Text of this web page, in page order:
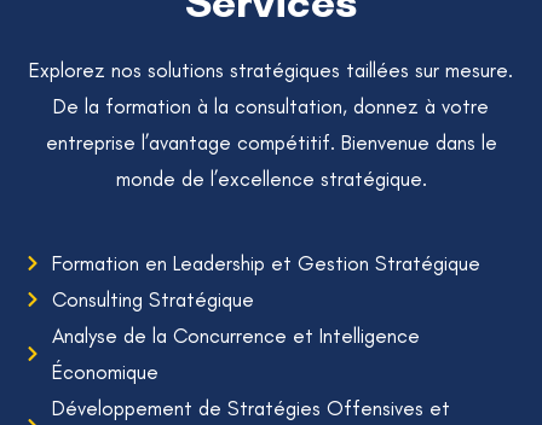
Explorez nos solutions stratégiques taillées sur mesure.
De la formation à la consultation, donnez à votre
entreprise l’avantage compétitif. Bienvenue dans le
monde de l’excellence stratégique.
Formation en Leadership et Gestion Stratégique
Consulting Stratégique
Analyse de la Concurrence et Intelligence
Économique
Développement de Stratégies Offensives et